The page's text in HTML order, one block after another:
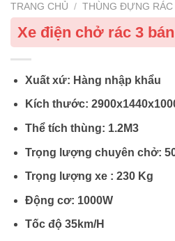
TRANG CHỦ / THÙNG ĐỰNG RÁC
Xe điện chở rác 3
Xuất xứ: Hàng nhập khẩu
Kích thước:
Thể tích thùng: 1.2M3
Trọng lượng chuyên chở:
Trọng lượng xe : 230 Kg
Động cơ: 1000W
Tốc độ 35km/H